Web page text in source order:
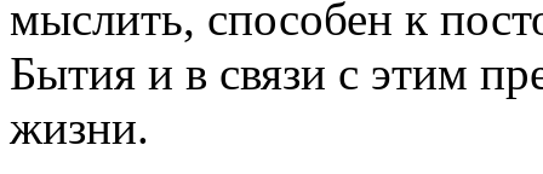
мыслить, способен к
Бытия и в связи с этим
жизни.